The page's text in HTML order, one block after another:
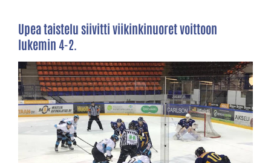
Upea taistelu siivitti viikinkinuoret voittoon
lukemin 4-2.